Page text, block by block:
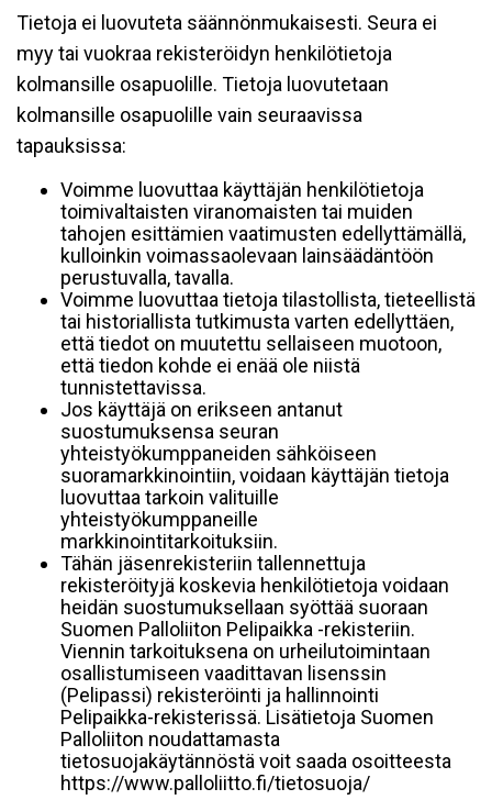
Tietoja ei luovuteta säännönmukaisesti. Seura ei
myy tai vuokraa rekisteröidyn henkilötietoja
kolmansille osapuolille. Tietoja luovutetaan
kolmansille osapuolille vain seuraavissa
tapauksissa:
Voimme luovuttaa käyttäjän henkilötietoja
toimivaltaisten viranomaisten tai muiden
tahojen esittämien vaatimusten edellyttämällä,
kulloinkin voimassaolevaan lainsäädäntöön
perustuvalla, tavalla.
Voimme luovuttaa tietoja tilastollista, tieteellistä
tai historiallista tutkimusta varten edellyttäen,
että tiedot on muutettu sellaiseen muotoon,
että tiedon kohde ei enää ole niistä
tunnistettavissa.
Jos käyttäjä on erikseen antanut
suostumuksensa seuran
yhteistyökumppaneiden sähköiseen
suoramarkkinointiin, voidaan käyttäjän tietoja
luovuttaa tarkoin valituille
yhteistyökumppaneille
markkinointitarkoituksiin.
Tähän jäsenrekisteriin tallennettuja
rekisteröityjä koskevia henkilötietoja voidaan
heidän suostumuksellaan syöttää suoraan
Suomen Palloliiton Pelipaikka -rekisteriin.
Viennin tarkoituksena on urheilutoimintaan
osallistumiseen vaadittavan lisenssin
(Pelipassi) rekisteröinti ja hallinnointi
Pelipaikka-rekisterissä. Lisätietoja Suomen
Palloliiton noudattamasta
tietosuojakäytännöstä voit saada osoitteesta
https://www.palloliitto.fi/tietosuoja/